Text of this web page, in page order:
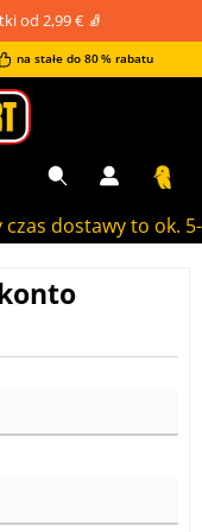
od 2,99 € 🧦
na stałe do 80 % rabatu
dostawy to ok.